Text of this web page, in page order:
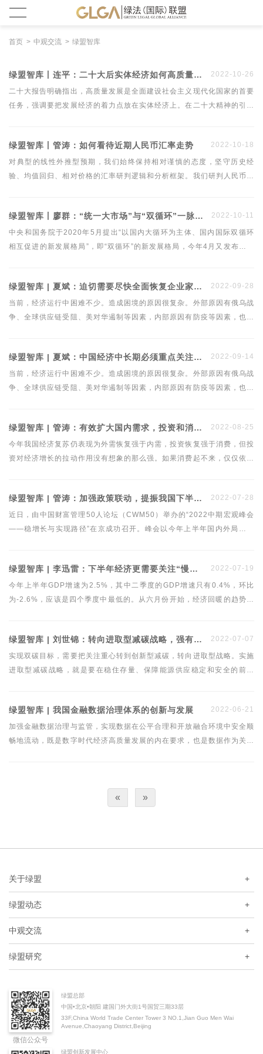
首页 中观交流 绿盟智库
绿盟智库丨连平：二十大后实体经济如何高质量发展？ 2022-10-26
二十大报告明确指出，高质量发展是全面建设社会主义现代化国家的首要
任务，强调要把发展经济的着力点放在实体经济上。在二十大精神的引领
展战略任务加快推进，势必会对实体经济相关产业产生重大而深远的影
响，拓展中长期产业投资机遇。
绿盟智库丨管涛：如何看待近期人民币汇率走势 2022-10-18
对典型的线性外推型预期，我们始终保持相对谨慎的态度，坚守历史经
验、均值回归、相对价格的汇率研判逻辑和分析框架。我们研判人民币汇
外因素共同作用的结果。迄今为止，外汇市场经受住了人民币汇率宽幅震
荡的考验。
绿盟智库丨廖群：“统一大市场”与“双循环”一脉相承 2022-10-11
中央和国务院于2020年5月提出“以国内大循环为主体、国内国际双循环
相互促进的新发展格局”，即“双循环”的新发展格局，今年4月又发布《关
关键部件——市场流通机制的加速优化。
绿盟智库 | 夏斌：迫切需要尽快全面恢复企业家的信心 2022-09-28
当前，经济运行中困难不少。造成困境的原因很复杂。外部原因有俄乌战
争、全球供应链受阻、美对华遏制等因素，内部原因有防疫等因素，也有
的因素。
绿盟智库 | 夏斌：中国经济中长期必须重点关注三大问题 2022-09-14
当前，经济运行中困难不少。造成困境的原因很复杂。外部原因有俄乌战
争、全球供应链受阻、美对华遏制等因素，内部原因有防疫等因素，也有
的因素。
绿盟智库 | 管涛：有效扩大国内需求，投资和消费一个都不能少 2022-08-25
今年我国经济复苏仍表现为外需恢复强于内需，投资恢复强于消费，但投
资对经济增长的拉动作用没有想象的那么强。如果消费起不来，仅仅依靠
绿盟智库 | 管涛：加强政策联动，提振我国下半年经济复苏 2022-07-28
近日，由中国财富管理50人论坛（CWM50）举办的“2022中期宏观峰会
——稳增长与实现路径”在京成功召开。峰会以今年上半年国内外局势变
定提供决策参考。中银证券全球首席经济学家管涛出席峰会并在“财政货
币政策如何助力稳增长”高峰论坛上发言。
绿盟智库 | 李迅雷：下半年经济更需要关注“慢变量”及分化现象 2022-07-19
今年上半年GDP增速为2.5%，其中二季度的GDP增速只有0.4%，环比
为-2.6%，应该是四个季度中最低的。从六月份开始，经济回暖的趋势已
绿盟智库 | 刘世锦：转向进取型减碳战略，强有力激励创新型减碳 2022-07-07
实现双碳目标，需要把关注重心转到创新型减碳，转向进取型战略。实施
进取型减碳战略，就是要在稳住存量、保障能源供应稳定和安全的前提
是相互依存的三支柱体系。
绿盟智库 | 我国金融数据治理体系的创新与发展 2022-06-21
加强金融数据治理与监管，实现数据在公平合理和开放融合环境中安全顺
畅地流动，既是数字时代经济高质量发展的内在要求，也是数据作为关键
与挑战，并就完善金融数据治理体系提出政策建议。
« »
关于绿盟 +
绿盟动态 +
中观交流 +
绿盟研究 +
微信公众号
绿盟总部
中国•北京•朝阳 建国门外大街1号国贸三期33层
33F,China World Trade Center Tower 3 NO.1,Jian Guo Men Wai
Avenue,Chaoyang District,Beijing
绿盟创新发展中心